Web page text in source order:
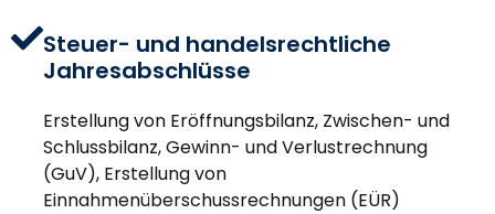
Steuer- und handelsrechtliche
Jahresabschlüsse
Erstellung von Eröffnungsbilanz, Zwischen- und
Schlussbilanz, Gewinn- und Verlustrechnung
(GuV), Erstellung von
Einnahmenüberschussrechnungen (EÜR)